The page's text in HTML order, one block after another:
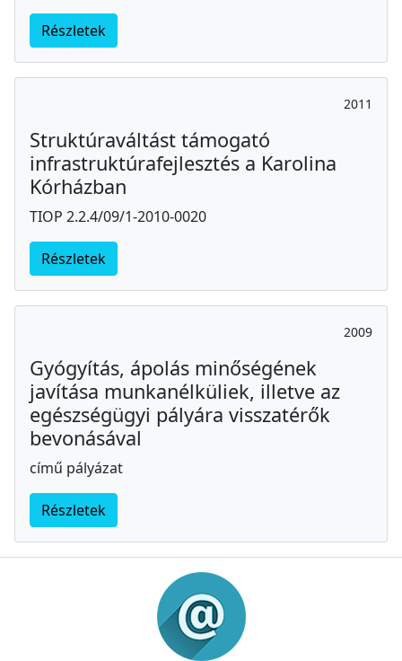
Részletek
2011
Struktúraváltást támogató
infrastruktúrafejlesztés a Karolina
Kórházban
TIOP 2.2.4/09/1-2010-0020
Részletek
2009
Gyógyítás, ápolás minőségének
javítása munkanélküliek, illetve az
egészségügyi pályára visszatérők
bevonásával
című pályázat
Részletek